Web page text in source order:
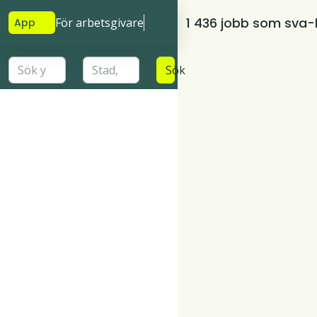
App För arbetsgivare
Sök
1 436 jobb som